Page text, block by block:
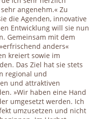
angenehm.« Zu
die Agenden, innovative
Entwicklung will sie nun
Gemeinsam mit dem
anders«
kreiert sowie im
Das Ziel hat sie stets
regional und
und attraktiven
»Wir haben eine Hand
umgesetzt werden. Ich
umzusetzen und nicht